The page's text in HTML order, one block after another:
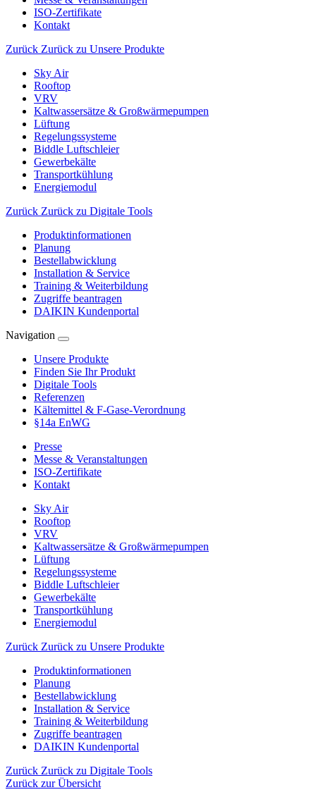
ISO-Zertifikate
Kontakt
Zurück Zurück zu Unsere Produkte
Sky Air
Rooftop
VRV
Kaltwassersätze & Großwärmepumpen
Lüftung
Regelungssysteme
Biddle Luftschleier
Gewerbekälte
Transportkühlung
Energiemodul
Zurück Zurück zu Digitale Tools
Produktinformationen
Planung
Bestellabwicklung
Installation & Service
Training & Weiterbildung
Zugriffe beantragen
DAIKIN Kundenportal
Navigation
Unsere Produkte
Finden Sie Ihr Produkt
Digitale Tools
Referenzen
Kältemittel & F-Gase-Verordnung
§14a EnWG
Presse
Messe & Veranstaltungen
ISO-Zertifikate
Kontakt
Sky Air
Rooftop
VRV
Kaltwassersätze & Großwärmepumpen
Lüftung
Regelungssysteme
Biddle Luftschleier
Gewerbekälte
Transportkühlung
Energiemodul
Zurück Zurück zu Unsere Produkte
Produktinformationen
Planung
Bestellabwicklung
Installation & Service
Training & Weiterbildung
Zugriffe beantragen
DAIKIN Kundenportal
Zurück Zurück zu Digitale Tools
Zurück zur Übersicht